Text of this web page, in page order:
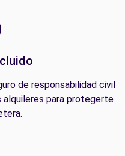
de responsabilidad civil
para protegerte